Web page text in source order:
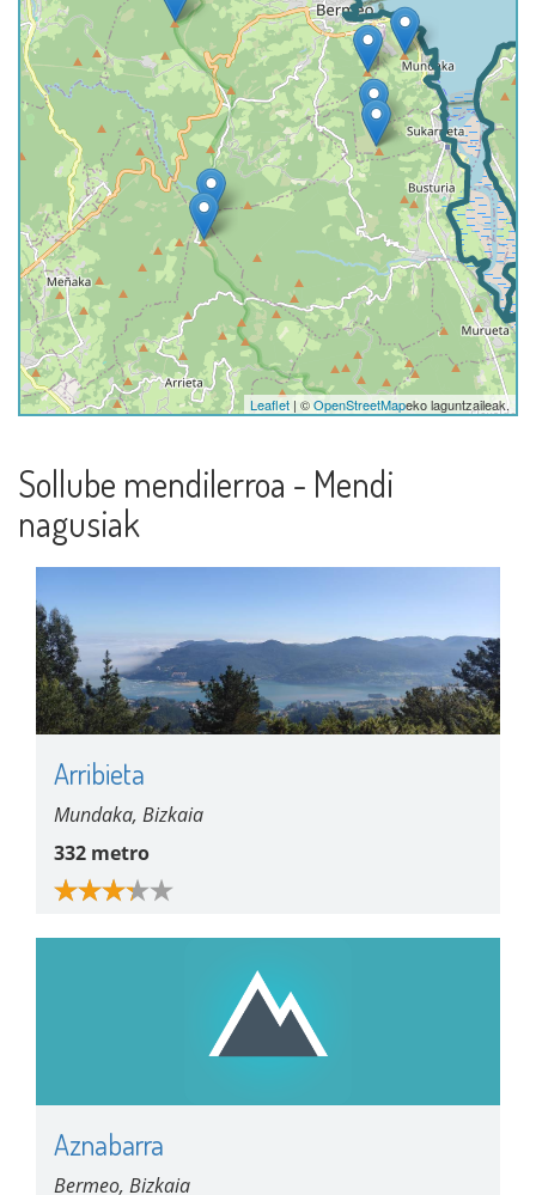
Leaflet | ©OpenStreetMapeko laguntzaileak.
Sollube mendilerroa - Mendi
nagusiak
Arribieta
Mundaka, Bizkaia
332 metro
Aznabarra
Bermeo, Bizkaia